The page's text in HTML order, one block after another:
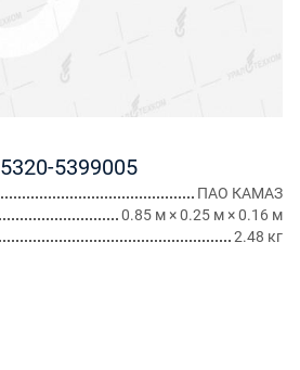
5320-5399005
ПАО КАМАЗ
0.85 м × 0.25 м × 0.16 м
2.48 кг